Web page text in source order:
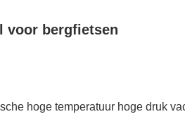
voor bergfietsen
hoge temperatuur hoge druk